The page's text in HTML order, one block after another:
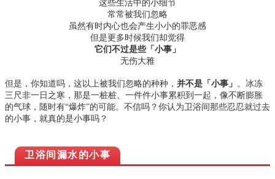
这些生活中的小细节
常常被我们忽略
虽然有时内心也会产生小小的罪恶感
但是更多时候我们却觉得
它们不过是些「小事」
无伤大雅
但是，你知道吗，这以上被我们忽略的种种， 并不是「小事」 。冰冻
三尺非一日之寒，那是一桩桩、一件件小事累积到一起，像不断膨胀
的气球，随时有“爆炸”的可能。不信吗？你认为卫浴间那些忍忍就过去
的小事，就真的是小事吗？
卫浴间漏水的小事